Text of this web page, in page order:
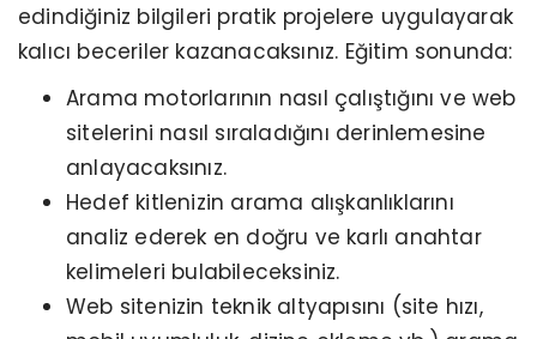
edindiğiniz bilgileri pratik projelere uygulayarak
kalıcı beceriler kazanacaksınız. Eğitim sonunda:
Arama motorlarının nasıl çalıştığını ve web
sitelerini nasıl sıraladığını derinlemesine
anlayacaksınız.
Hedef kitlenizin arama alışkanlıklarını
analiz ederek en doğru ve karlı anahtar
kelimeleri bulabileceksiniz.
Web sitenizin teknik altyapısını (site hızı,